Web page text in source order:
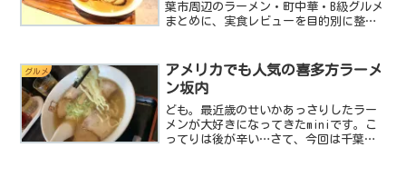
葉市周辺のラーメン・町中華・B級グルメ
まとめに、実食レビューを目的別に整理
しいラーメン屋の形態ある高級ラーメン
店、田所商店プレミ...
グルメ
アメリカでも人気の喜多方ラーメ
ン坂内
ども。最近歳のせいかあっさりしたラー
メンが大好きになってきたminiです。こ
ってりは後が辛い…さて、今回は千葉県